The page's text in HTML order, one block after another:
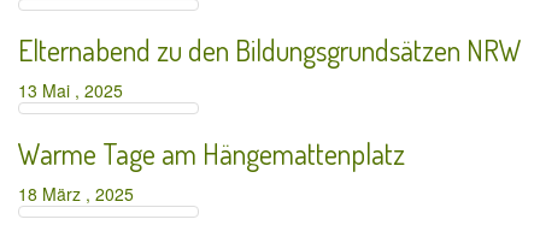
Elternabend zu den Bildungsgrundsätzen NRW
13 Mai , 2025
Warme Tage am Hängemattenplatz
18 März , 2025